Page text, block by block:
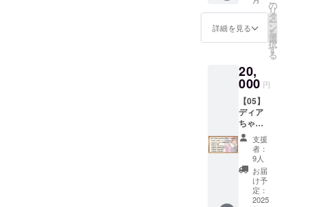
とお礼
セージ
を記載
です。
■「アン
ジーさ
ん」ロ
ゴ早期
配布
「アン
ジーさ
ん」の
ロゴ
マーク
の高画
（イラ
スト担
当：
ジーさ
ん」
キービ
ジュア
ル（プ
ラン名
入りお
礼メッ
セージ
付き）
上記と
同じイ
ラスト
先をお
伝えい
たしま
（B2）
「アン
ん」の
イラス
トが描
かれた
布ポス
ターで
す。
（イラ
スト担
当：
ダー
ド】
「【02
】デー
ン・ス
タン
ダー
ド」と
同一内
容の
データ
特典で
す。 ※
データ
形式の
リター
ンは、
詳細を見る
の
リ
タ
ー
ン
を
選
択
す
る
20,
000 円
【05】
ディア
ちゃん
＆アル
マちゃ
ん応援
プラン
（20,00
0円）
■【デー
支援
者：
9人
お届
け予
定：
2025